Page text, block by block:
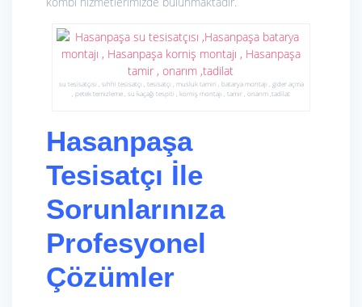
su tesisatçısı , sıhhi tesisatçı , tesisatçı , musluk tamiri , batarya montajı , gider açma
, petek temizleme , su kaçağı tespiti , korniş montajı , tamir , onarım ,tadilat
Hasanpaşa
Tesisatçı İle
Sorunlarınıza
Profesyonel
Çözümler